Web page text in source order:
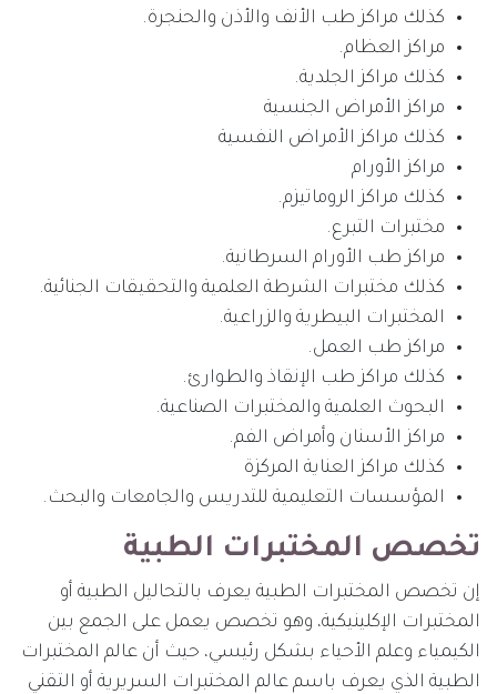
كذلك مراكز طب الأنف والأذن والحنجرة.
مراكز العظام.
كذلك مراكز الجلدية.
مراكز الأمراض الجنسية
كذلك مراكز الأمراض النفسية
مراكز الأورام
كذلك مراكز الروماتيزم.
مختبرات التبرع.
مراكز طب الأورام السرطانية.
كذلك مختبرات الشرطة العلمية والتحقيقات الجنائية.
المختبرات البيطرية والزراعية.
مراكز طب العمل.
كذلك مراكز طب الإنقاذ والطوارئ.
البحوث العلمية والمختبرات الصناعية.
مراكز الأسنان وأمراض الفم.
كذلك مراكز العناية المركزة
المؤسسات التعليمية للتدريس والجامعات والبحث.
تخصص المختبرات الطبية
إن تخصص المختبرات الطبية يعرف بالتحاليل الطبية أو
المختبرات الإكلينيكية، وهو تخصص يعمل على الجمع بين
الكيمياء وعلم الأحياء بشكل رئيسي، حيث أن عالم المختبرات
الطبية الذي يعرف باسم عالم المختبرات السريرية أو التقني